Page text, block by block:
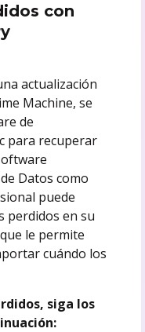
con
actualización
Machine, se
de
para recuperar
Datos como
puede
perdidos en su
le permite
cuándo los
siga los